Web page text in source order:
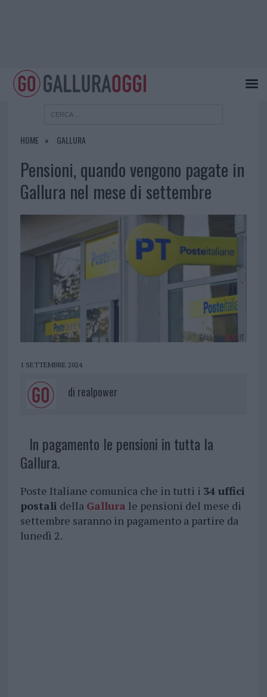
HOME GALLURA
Pensioni, quando vengono pagate in
Gallura nel mese di settembre
1 SETTEMBRE 2024
di realpower
In pagamento le pensioni in tutta la
Gallura.
Poste Italiane comunica che in tutti i 34 uffici
postali della Gallura le pensioni del mese di
settembre saranno in pagamento a partire da
lunedì 2.